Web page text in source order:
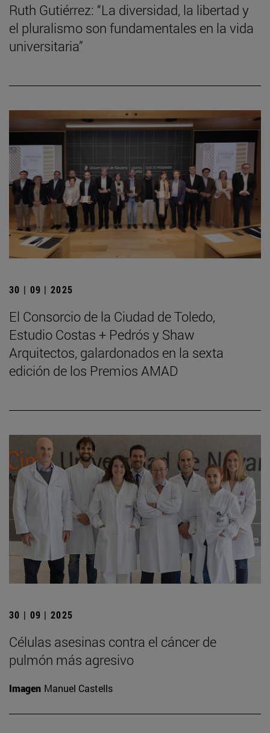
Ruth Gutiérrez: “La diversidad, la libertad y
el pluralismo son fundamentales en la vida
universitaria”
30 | 09 | 2025
El Consorcio de la Ciudad de Toledo,
Estudio Costas + Pedrós y Shaw
Arquitectos, galardonados en la sexta
edición de los Premios AMAD
30 | 09 | 2025
Células asesinas contra el cáncer de
pulmón más agresivo
Imagen Manuel Castells